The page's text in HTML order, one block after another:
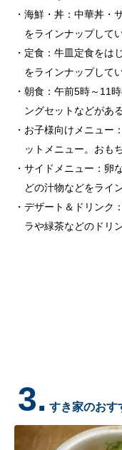
海鮮・丼：中華丼・
をラインナップして
定食：牛皿定食をは
をラインナップして
朝食：午前5時～11
ングセットなどがあ
お子様向けメニュー
ットメニュー。おも
サイドメニュー：卵
どの汁物などをライ
デザート＆ドリンク
ラや緑茶などのドリ
3. すき家のおす